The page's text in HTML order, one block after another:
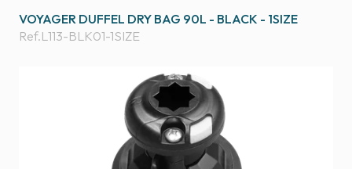
VOYAGER DUFFEL DRY BAG 90L - BLACK - 1SIZE
Ref.L113-BLK01-1SIZE